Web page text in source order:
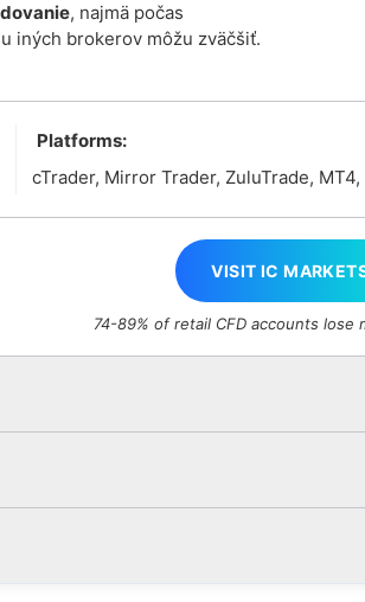
, najmä počas
iných brokerov môžu zväčšiť.
Platforms:
cTrader, Mirror Trader, ZuluTrade, MT4,
VISIT IC
74-89% of retail CFD accounts lose